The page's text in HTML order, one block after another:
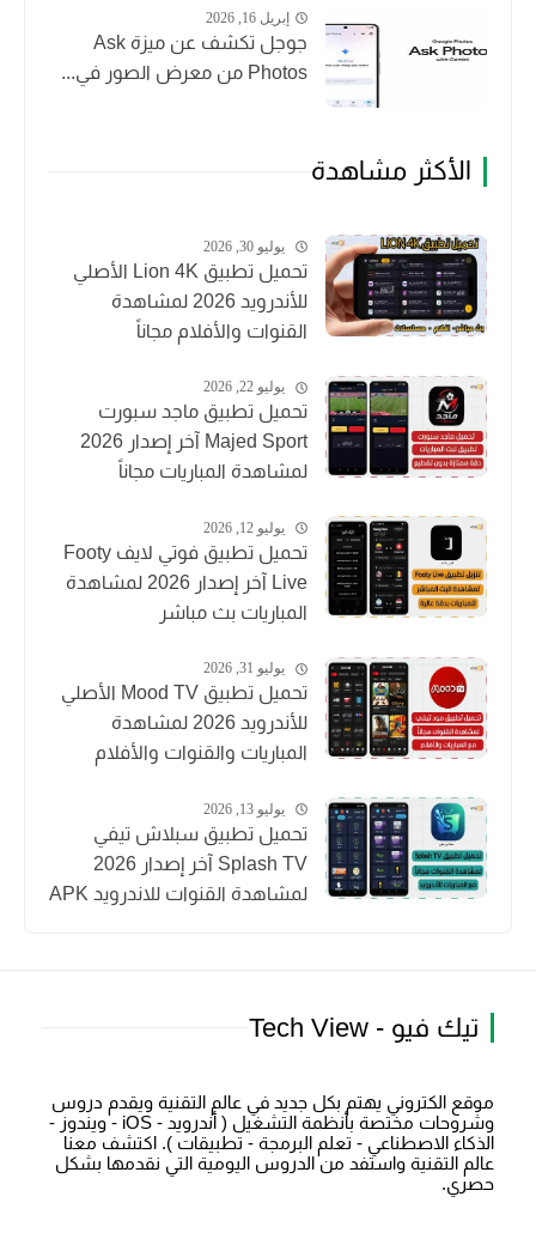
إبريل 16, 2026
جوجل تكشف عن ميزة Ask
Photos من معرض الصور في...
الأكثر مشاهدة
يوليو 30, 2026
تحميل تطبيق Lion 4K الأصلي
للأندرويد 2026 لمشاهدة
القنوات والأفلام مجاناً
يوليو 22, 2026
تحميل تطبيق ماجد سبورت
Majed Sport آخر إصدار 2026
لمشاهدة المباريات مجاناً
يوليو 12, 2026
تحميل تطبيق فوتي لايف Footy
Live آخر إصدار 2026 لمشاهدة
المباريات بث مباشر
يوليو 31, 2026
تحميل تطبيق Mood TV الأصلي
للأندرويد 2026 لمشاهدة
المباريات والقنوات والأفلام
يوليو 13, 2026
تحميل تطبيق سبلاش تيفي
Splash TV آخر إصدار 2026
لمشاهدة القنوات للاندرويد APK
تيك فيو - Tech View
موقع الكتروني يهتم بكل جديد في عالم التقنية ويقدم دروس
وشروحات مختصة بأنظمة التشغيل ( أندرويد - iOS - ويندوز -
الذكاء الاصطناعي - تعلم البرمجة - تطبيقات ). اكتشف معنا
عالم التقنية واستفد من الدروس اليومية التي نقدمها بشكل
حصري.